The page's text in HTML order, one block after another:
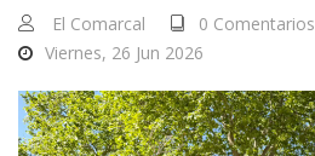
El Comarcal
0 Comentarios
Viernes, 26 Jun 2026